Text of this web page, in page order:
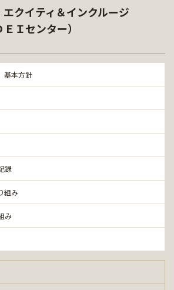
クイティ＆インクルージ
Ｉセンター）
基本方針
録
組み
み